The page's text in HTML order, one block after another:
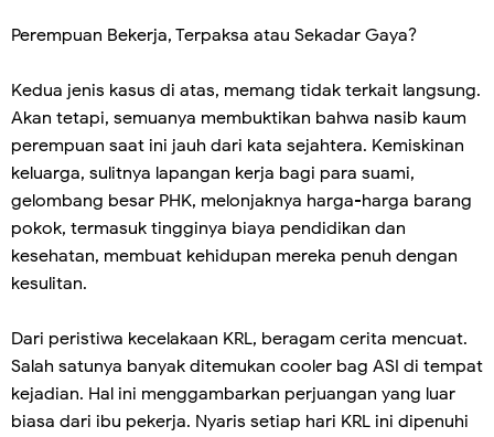
Perempuan Bekerja, Terpaksa atau Sekadar Gaya?
Kedua jenis kasus di atas, memang tidak terkait langsung.
Akan tetapi, semuanya membuktikan bahwa nasib kaum
perempuan saat ini jauh dari kata sejahtera. Kemiskinan
keluarga, sulitnya lapangan kerja bagi para suami,
gelombang besar PHK, melonjaknya harga-harga barang
pokok, termasuk tingginya biaya pendidikan dan
kesehatan, membuat kehidupan mereka penuh dengan
kesulitan.
Dari peristiwa kecelakaan KRL, beragam cerita mencuat.
Salah satunya banyak ditemukan cooler bag ASI di tempat
kejadian. Hal ini menggambarkan perjuangan yang luar
biasa dari ibu pekerja. Nyaris setiap hari KRL ini dipenuhi